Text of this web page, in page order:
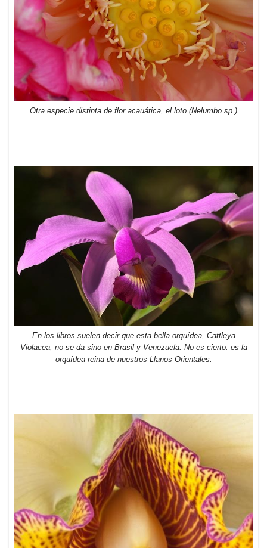
Otra especie distinta de flor acauática, el loto (Nelumbo sp.)
En los libros suelen decir que esta bella orquídea, Cattleya
Violacea, no se da sino en Brasil y Venezuela. No es cierto: es la
orquídea reina de nuestros Llanos Orientales.